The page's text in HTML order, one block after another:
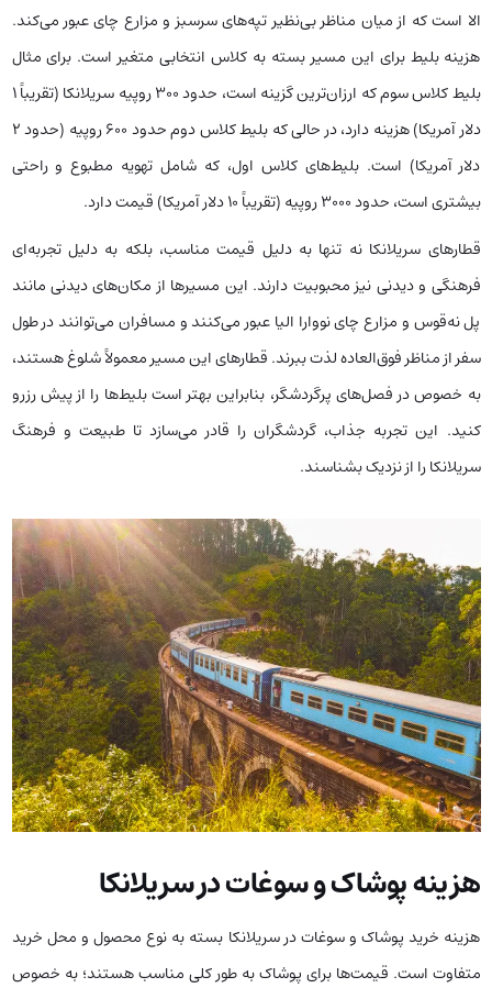
الا است که از میان مناظر بی‌نظیر تپه‌های سرسبز و مزارع چای عبور می‌کند.
هزینه بلیط برای این مسیر بسته به کلاس انتخابی متغیر است. برای مثال
بلیط کلاس سوم که ارزان‌ترین گزینه است، حدود 300 روپیه سریلانکا (تقریباً 1
دلار آمریکا) هزینه دارد، در حالی که بلیط کلاس دوم حدود 600 روپیه (حدود 2
دلار آمریکا) است. بلیط‌های کلاس اول، که شامل تهویه مطبوع و راحتی
بیشتری است، حدود 3000 روپیه (تقریباً 10 دلار آمریکا) قیمت دارد.
قطارهای سریلانکا نه تنها به دلیل قیمت مناسب، بلکه به دلیل تجربه‌ای
فرهنگی و دیدنی نیز محبوبیت دارند. این مسیرها از مکان‌های دیدنی مانند
پل نه‌قوس و مزارع چای نووارا الیا عبور می‌کنند و مسافران می‌توانند در طول
سفر از مناظر فوق‌العاده لذت ببرند. قطارهای این مسیر معمولاً شلوغ هستند،
به خصوص در فصل‌های پرگردشگر، بنابراین بهتر است بلیط‌ها را از پیش رزرو
کنید. این تجربه جذاب، گردشگران را قادر می‌سازد تا طبیعت و فرهنگ
سریلانکا را از نزدیک بشناسند.
هزینه پوشاک و سوغات در سریلانکا
هزینه خرید پوشاک و سوغات در سریلانکا بسته به نوع محصول و محل خرید
متفاوت است. قیمت‌ها برای پوشاک به طور کلی مناسب هستند؛ به خصوص